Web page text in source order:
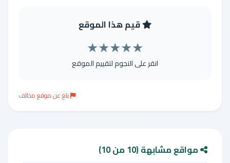
قيم هذا الموقع
★
★
★
★
★
انقر على النجوم لتقييم الموقع
بلغ عن موقع مخالف
مواقع مشابهة (10 من 10)